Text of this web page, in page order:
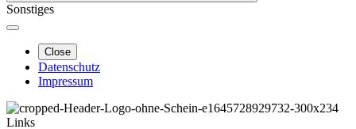
Sonstiges
Close
Datenschutz
Impressum
Links